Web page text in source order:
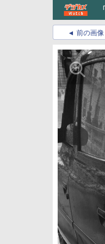
前の画像